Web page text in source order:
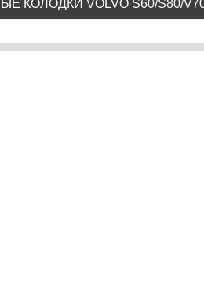
КОЛОДКИ VOLVO S60/S80/